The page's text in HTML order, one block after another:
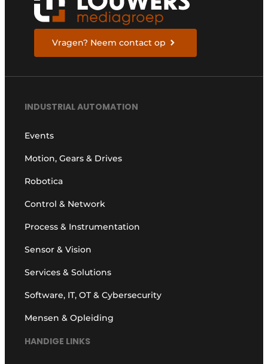
Vragen? Neem contact op
INDUSTRIAL AUTOMATION
Events
Motion, Gears & Drives
Robotica
Control & Network
Process & Instrumentation
Sensor & Vision
Services & Solutions
Software, IT, OT & Cybersecurity
Mensen & Opleiding
HANDIGE LINKS